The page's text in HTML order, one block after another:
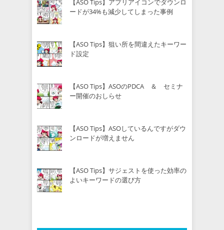
【ASO Tips】アプリアイコンでダウンロ
ードが34%も減少してしまった事例
【ASO Tips】狙い所を間違えたキーワー
ド設定
【ASO Tips】ASOのPDCA ＆ セミナ
ー開催のおしらせ
【ASO Tips】ASOしているんですがダウ
ンロードが増えません
【ASO Tips】サジェストを使った効率の
よいキーワードの選び方